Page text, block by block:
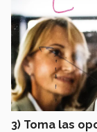
3) Toma las